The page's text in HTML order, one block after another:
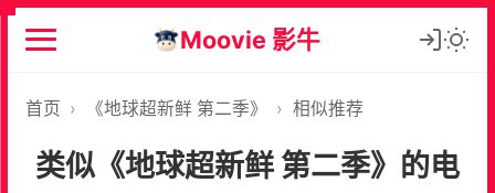
Moovie 影牛
首页 › 《地球超新鲜 第二季》 › 相似推荐
类似《地球超新鲜 第二季》的电